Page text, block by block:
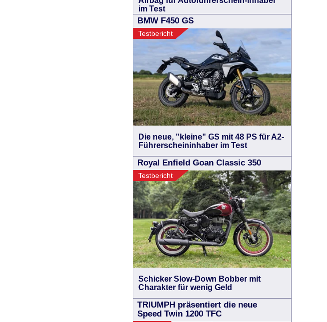
im Test
BMW F450 GS
Testbericht
Die neue, "kleine" GS mit 48 PS für A2-
Führerscheininhaber im Test
Royal Enfield Goan Classic 350
Testbericht
Schicker Slow-Down Bobber mit
Charakter für wenig Geld
TRIUMPH präsentiert die neue
Speed Twin 1200 TFC